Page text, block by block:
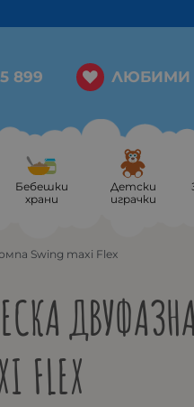
899 ЛЮБИМИ
Бебешки
храни
Детски
играчки
Swing maxi Flex
ДВУФАЗНА
FLEX